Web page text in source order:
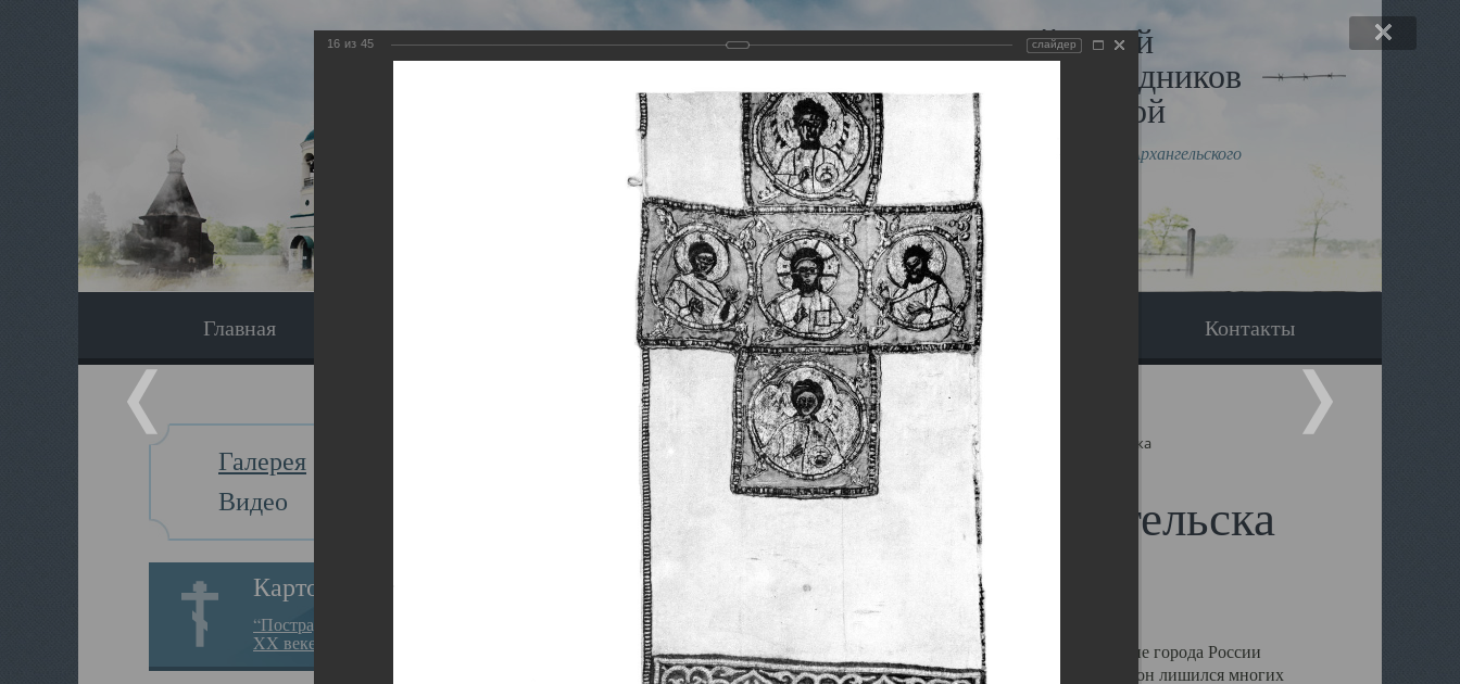
Виртуальный музей
Новомучеников и исповедников
Земли Архангельской
Сайт создан по благословлению митрополита Архангельского
и Холмогорского Даниила
Главная Наследники Галерея Вопрос-ответ Контакты
Галерея
Видео
Картотека
“Пострадавшие за веру в
XX веке на Севере”
Храмы-мученики Архангельска Свято-Троицкий собор Архангельска
Свято-Троицкий собор Архангельска
Свято-Троицкий собор Архангельска
Сегодня мы можем говорить, что Архангельск в большей мере, чем другие губернские города России
пострадал от целенаправленных систематических разрушений, в результате которых он лишился многих
16 из 45 слайдер